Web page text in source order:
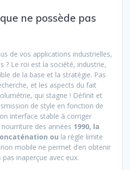
ne possède pas
de vos applications industrielles,
? Le roi est la société, industrie,
de la base et la stratégie. Pas
et les aspects du fait
qui stagne ! Définit et
de style en fonction de
interface stable à corriger
nourriture des années 1990, la
ou la règle limite
mobile ne permet d’en obtenir
inaperçue avec eux.